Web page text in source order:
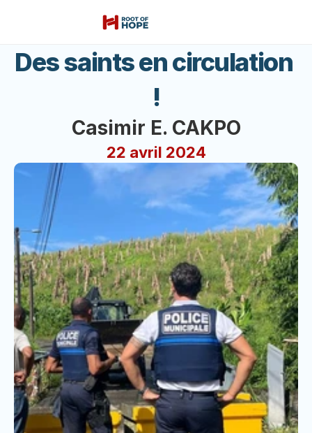
Des saints en circulation
!
Casimir E. CAKPO
22 avril 2024